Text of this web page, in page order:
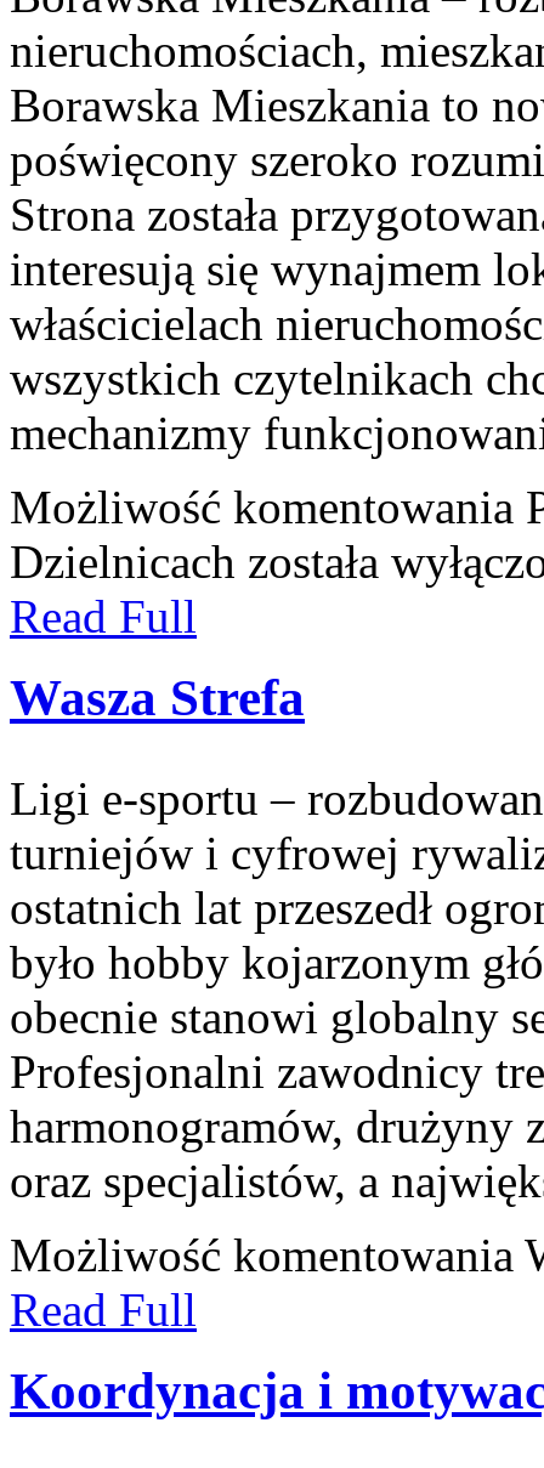
nieruchomościach,
Borawska Mieszkania to
poświęcony szeroko
Strona została
interesują się wynajmem
właścicielach
wszystkich czytelnikach
mechanizmy
Możliwość komentowania
Dzielnicach została
Read Full
Wasza Strefa
Ligi e-sportu –
turniejów i cyfrowej
ostatnich lat przeszedł
było hobby kojarzonym
obecnie stanowi globalny
Profesjonalni zawodnicy
harmonogramów, drużyny
oraz specjalistów, a
Możliwość komentowania
Read Full
Koordynacja i